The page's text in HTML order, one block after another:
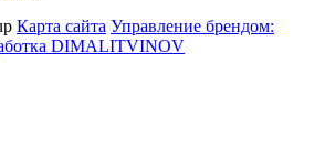
Карта сайта Управление брендом:
DIMALITVINOV